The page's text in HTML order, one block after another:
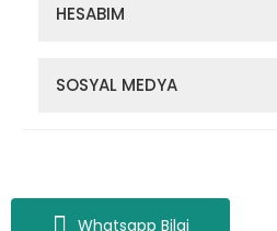
Whatsapp Bilgi
HESABIM
SOSYAL MEDYA